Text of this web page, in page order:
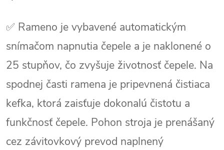
✅ Rameno je vybavené automatickým
snímačom napnutia čepele a je naklonené o
25 stupňov, čo zvyšuje životnosť čepele. Na
spodnej časti ramena je pripevnená čistiaca
kefka, ktorá zaisťuje dokonalú čistotu a
funkčnosť čepele. Pohon stroja je prenášaný
cez závitovkový prevod naplnený